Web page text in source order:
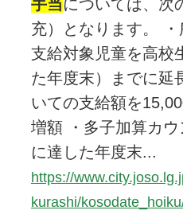
手当については、次
充）となります。 ・
支給対象児童を高校
た年度末）までに延
いての支給額を
増額 ・多子加算カ
に達した年度末...
https://
kurashi/